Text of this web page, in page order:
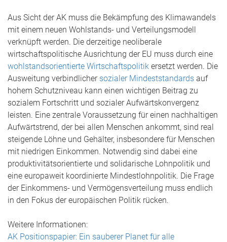
Aus Sicht der AK muss die Bekämpfung des Klimawandels
mit einem neuen Wohlstands- und Verteilungsmodell
verknüpft werden. Die derzeitige neoliberale
wirtschaftspolitische Ausrichtung der EU muss durch eine
wohlstandsorientierte Wirtschaftspolitik ersetzt werden. Die
Ausweitung verbindlicher sozialer Mindeststandards auf
hohem Schutzniveau kann einen wichtigen Beitrag zu
sozialem Fortschritt und sozialer Aufwärtskonvergenz
leisten. Eine zentrale Voraussetzung für einen nachhaltigen
Aufwärtstrend, der bei allen Menschen ankommt, sind real
steigende Löhne und Gehälter, insbesondere für Menschen
mit niedrigen Einkommen. Notwendig sind dabei eine
produktivitätsorientierte und solidarische Lohnpolitik und
eine europaweit koordinierte Mindestlohnpolitik. Die Frage
der Einkommens- und Vermögensverteilung muss endlich
in den Fokus der europäischen Politik rücken.
Weitere Informationen:
AK Positionspapier: Ein sauberer Planet für alle